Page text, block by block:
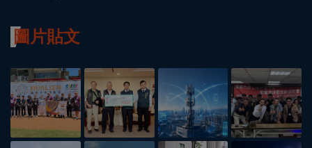
圖片貼文